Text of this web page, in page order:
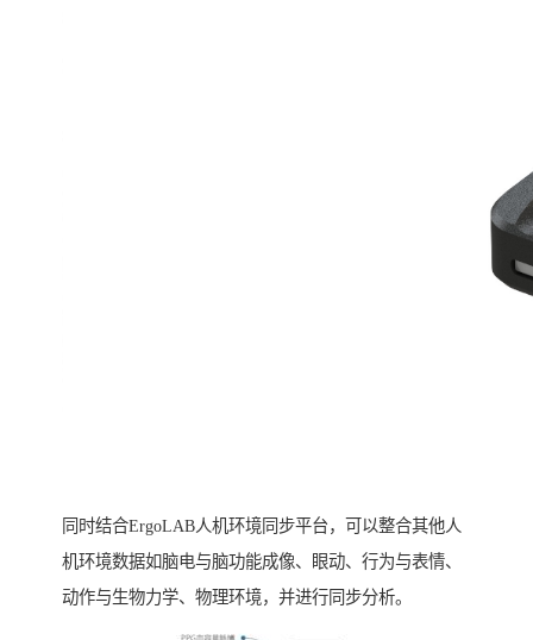
同时结合ErgoLAB人机环境同步平台，可以整合其他人
机环境数据如脑电与脑功能成像、眼动、行为与表情、
动作与生物力学、物理环境，并进行同步分析。